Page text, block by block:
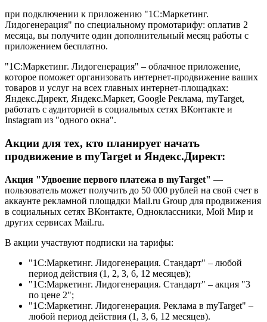
при подключении к приложению "1С:Маркетинг.
Лидогенерация" по специальному промотарифу: оплатив 2
месяца, вы получите один дополнительный месяц работы с
приложением бесплатно.
"1С:Маркетинг. Лидогенерация" – облачное приложение,
которое поможет организовать интернет-продвижение ваших
товаров и услуг на всех главных интернет-площадках:
Яндекс.Директ, Яндекс.Маркет, Google Реклама, myTarget,
работать с аудиторией в социальных сетях ВКонтакте и
Instagram из "одного окна".
Акции для тех, кто планирует начать
продвижение в myTarget и Яндекс.Директ:
Акция "Удвоение первого платежа в myTarget" —
пользователь может получить до 50 000 рублей на свой счет в
аккаунте рекламной площадки Mail.ru Group для продвижения
в социальных сетях ВКонтакте, Одноклассники, Мой Мир и
других сервисах Mail.ru.
В акции участвуют подписки на тарифы:
"1С:Маркетинг. Лидогенерация. Стандарт" – любой
период действия (1, 2, 3, 6, 12 месяцев);
"1С:Маркетинг. Лидогенерация. Стандарт" – акция "3
по цене 2";
"1С:Маркетинг. Лидогенерация. Реклама в myTarget" –
любой период действия (1, 3, 6, 12 месяцев).